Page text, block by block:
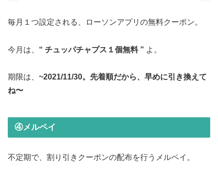
毎月１つ設定される、ローソンアプリの無料クーポン。
今月は、 “ チュッパチャプス１個無料 ” よ。
期限は、 ~2021/11/30。先着順だから、早めに引き換えて
ね〜
④メルペイ
不定期で、割り引きクーポンの配布を行うメルペイ。